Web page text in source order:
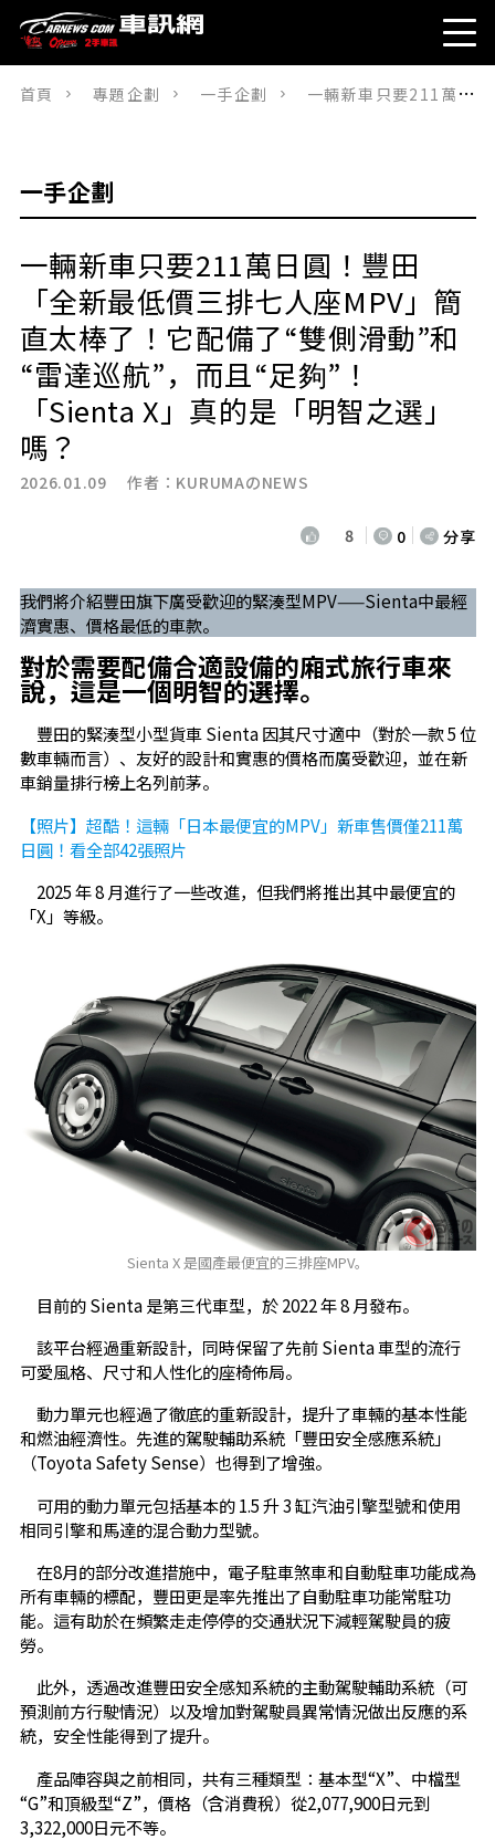
首頁 專題企劃 一手企劃 一輛新車只要211萬日圓！豐田「全新最低價三排七人座MPV」簡直太棒了！它配備了“雙側滑動”和“雷達巡航”，而且“足夠”！ 「Sienta X」真的是「明智之選」嗎？
一手企劃
一輛新車只要211萬日圓！豐田
「全新最低價三排七人座MPV」簡
直太棒了！它配備了“雙側滑動”和
“雷達巡航”，而且“足夠”！
「Sienta X」真的是「明智之選」
嗎？
2026.01.09 作者： KURUMAのNEWS
8 0 分享
我們將介紹豐田旗下廣受歡迎的緊湊型MPV——Sienta中最經
濟實惠、價格最低的車款。
對於需要配備合適設備的廂式旅行車來
說，這是一個明智的選擇。
豐田的緊湊型小型貨車 Sienta 因其尺寸適中（對於一款 5 位
數車輛而言）、友好的設計和實惠的價格而廣受歡迎，並在新
車銷量排行榜上名列前茅。
【照片】超酷！這輛「日本最便宜的MPV」新車售價僅211萬
日圓！看全部42張照片
2025 年 8 月進行了一些改進，但我們將推出其中最便宜的
「X」等級。
Sienta X 是國產最便宜的三排座MPV。
目前的 Sienta 是第三代車型，於 2022 年 8 月發布。
該平台經過重新設計，同時保留了先前 Sienta 車型的流行
可愛風格、尺寸和人性化的座椅佈局。
動力單元也經過了徹底的重新設計，提升了車輛的基本性能
和燃油經濟性。先進的駕駛輔助系統「豐田安全感應系統」
（Toyota Safety Sense）也得到了增強。
可用的動力單元包括基本的 1.5 升 3 缸汽油引擎型號和使用
相同引擎和馬達的混合動力型號。
在8月的部分改進措施中，電子駐車煞車和自動駐車功能成為
所有車輛的標配，豐田更是率先推出了自動駐車功能常駐功
能。這有助於在頻繁走走停停的交通狀況下減輕駕駛員的疲
勞。
此外，透過改進豐田安全感知系統的主動駕駛輔助系統（可
預測前方行駛情況）以及增加對駕駛員異常情況做出反應的系
統，安全性能得到了提升。
產品陣容與之前相同，共有三種類型：基本型“X”、中檔型
“G”和頂級型“Z”，價格（含消費稅）從2,077,900日元到
3,322,000日元不等。